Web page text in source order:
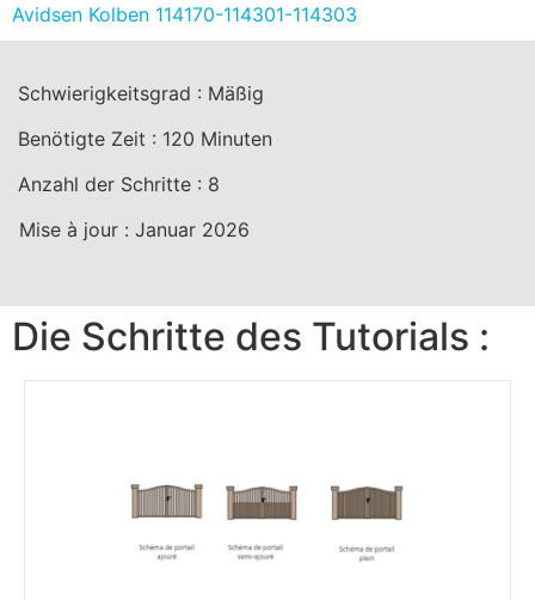
Avidsen Kolben 114170-114301-114303
Schwierigkeitsgrad : Mäßig
Benötigte Zeit : 120 Minuten
Anzahl der Schritte : 8
Mise à jour : Januar 2026
Die Schritte des Tutorials :